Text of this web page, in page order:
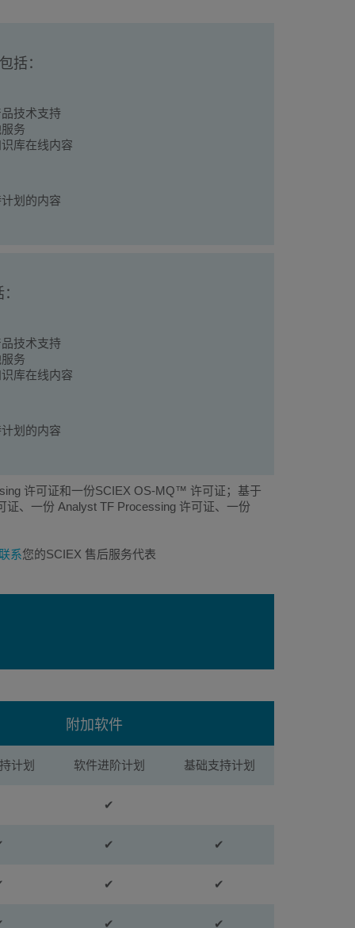
括：
技术支持
务
库在线内容
划的内容
技术支持
务
库在线内容
划的内容
许可证和一份SCIEX OS-MQ™ 许可证；基于
、一份 Analyst TF Processing 许可证、一份
系您的SCIEX 售后服务代表
附加软件
计划 软件进阶计划 基础支持计划
✔
✔ ✔
✔ ✔
✔ ✔